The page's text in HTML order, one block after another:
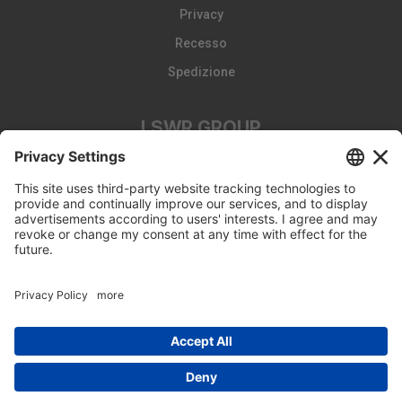
Privacy
Recesso
Spedizione
LSWR GROUP
Edizioni EDRA
Edizioni LSWR
© Copyright 2026 - Tutti i diritti riservati
Edra Edizioni srl - P.IVA 14392510963 - viale Enrico Forlanini 21
- 20134 Milano (MI)